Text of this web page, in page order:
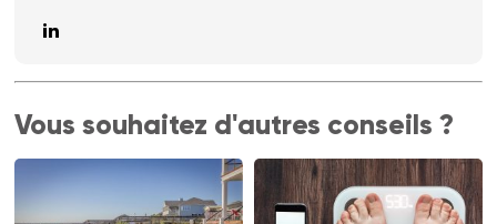
Vous souhaitez d'autres conseils ?